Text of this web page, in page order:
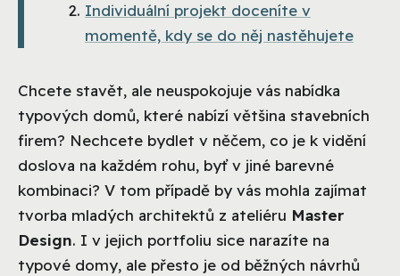
Individuální projekt doceníte v
momentě, kdy se do něj nastěhujete
Chcete stavět, ale neuspokojuje vás nabídka
typových domů, které nabízí většina stavebních
firem? Nechcete bydlet v něčem, co je k vidění
doslova na každém rohu, byť v jiné barevné
kombinaci? V tom případě by vás mohla zajímat
tvorba mladých architektů z ateliéru Master
Design. I v jejich portfoliu sice narazíte na
typové domy, ale přesto je od běžných návrhů